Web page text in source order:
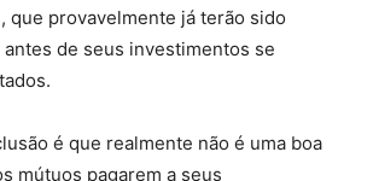
que provavelmente já terão sido
de seus investimentos se
é que realmente não é uma boa
mútuos pagarem a seus